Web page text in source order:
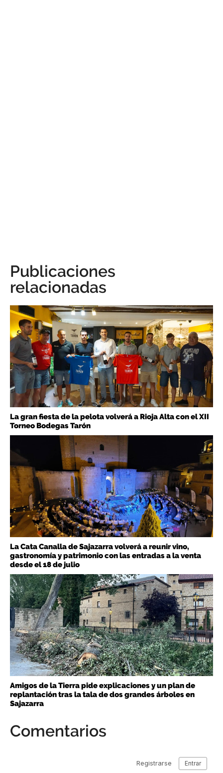
Publicaciones
relacionadas
La gran fiesta de la pelota volverá a Rioja Alta con el XII
Torneo Bodegas Tarón
La Cata Canalla de Sajazarra volverá a reunir vino,
gastronomía y patrimonio con las entradas a la venta
desde el 18 de julio
Amigos de la Tierra pide explicaciones y un plan de
replantación tras la tala de dos grandes árboles en
Sajazarra
Comentarios